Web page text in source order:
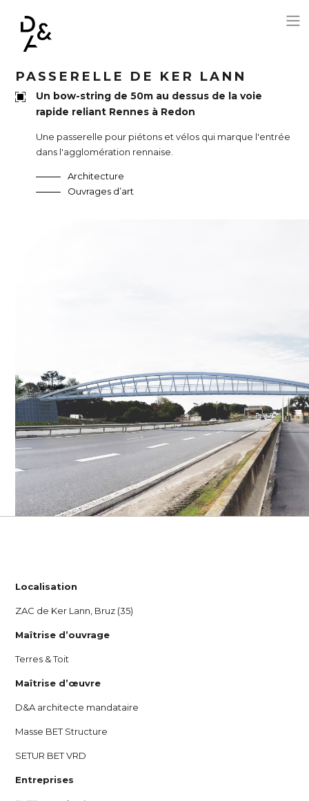
PASSERELLE DE KER LANN
Un bow-string de 50m au dessus de la voie
rapide reliant Rennes à Redon
Une passerelle pour piétons et vélos qui marque l'entrée
dans l'agglomération rennaise.
Architecture
Ouvrages d’art
Localisation
ZAC de Ker Lann, Bruz (35)
Maîtrise d’ouvrage
Terres & Toit
Maîtrise d’œuvre
D&A architecte mandataire
Masse BET Structure
SETUR BET VRD
Entreprises